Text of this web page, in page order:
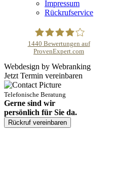
Impressum
Rückrufservice
Adler Immobilien
1440 Bewertungen auf
ProvenExpert.com
Webdesign by Webranking
Jetzt Termin vereinbaren
Telefonische Beratung
Gerne sind wir
persönlich für Sie da.